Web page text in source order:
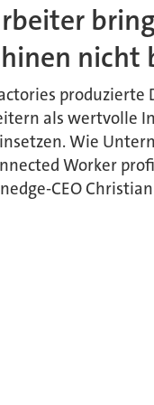
nicht
produzierte
als wertvolle
Wie
Worker
CEO